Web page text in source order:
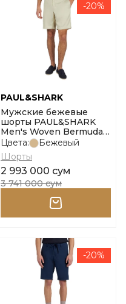
-20%
PAUL&SHARK
Мужские бежевые
шорты PAUL&SHARK
Men's Woven Bermuda
размер 50
Цвета:
Бежевый
Шорты
2 993 000 сум
3 741 000 сум
-20%